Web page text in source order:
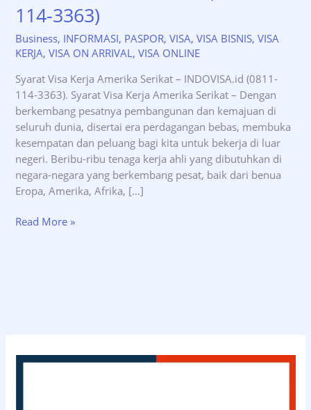
114-3363)
Business, INFORMASI, PASPOR,VISA,VISA BISNIS,VISA
KERJA,VISA ON ARRIVAL ,VISA ONLINE
Syarat Visa Kerja Amerika Serikat – INDOVISA.id (0811-
114-3363). Syarat Visa Kerja Amerika Serikat – Dengan
berkembang pesatnya pembangunan dan kemajuan di
seluruh dunia, disertai era perdagangan bebas, membuka
kesempatan dan peluang bagi kita untuk bekerja di luar
negeri. Beribu-ribu tenaga kerja ahli yang dibutuhkan di
negara-negara yang berkembang pesat, baik dari benua
Eropa, Amerika, Afrika, […]
Syarat
3363)
Read More »